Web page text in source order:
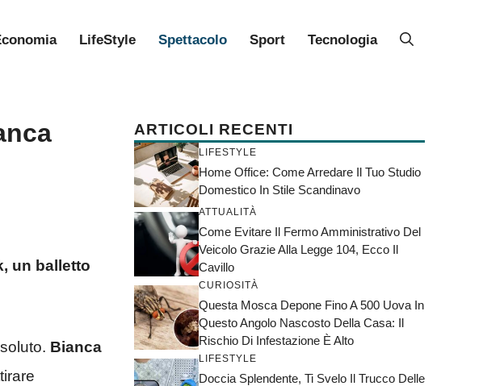
LifeStyle Spettacolo Sport Tecnologia
un balletto
Bianca
ARTICOLI RECENTI
LIFESTYLE
Home Office: Come Arredare Il Tuo Studio
Domestico In Stile Scandinavo
ATTUALITÀ
Come Evitare Il Fermo Amministrativo Del
Veicolo Grazie Alla Legge 104, Ecco Il
Cavillo
CURIOSITÀ
Questa Mosca Depone Fino A 500 Uova In
Questo Angolo Nascosto Della Casa: Il
Rischio Di Infestazione È Alto
LIFESTYLE
Doccia Splendente, Ti Svelo Il Trucco Delle